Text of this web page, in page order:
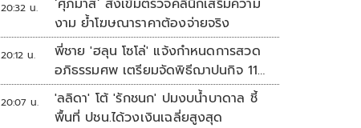
20:32 น.
งาม ย้ำโฆษณาราคาต้องจ่ายจริง
20:12 น.
พี่ชาย 'ฮลุน โซโล่' แจ้งกำหนดการสวด
อภิธรรมศพ เตรียมจัดพิธีฌาปนกิจ 11
ส.ค.
20:07 น.
'ลลิดา' โต้ 'รักชนก' ปมงบน้ำบาดาล ชี้
พื้นที่ ปชน.ได้วงเงินเฉลี่ยสูงสุด